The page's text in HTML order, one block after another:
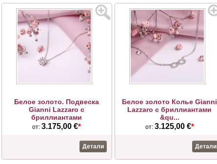
Белое золото. Подвеска
Gianni Lazzaro с
бриллиантами
от:3.175,00 €*
Детали
Белое золото Колье Gianni
Lazzaro с бриллиантами
&qu...
от: 3.125,00 €*
Детали